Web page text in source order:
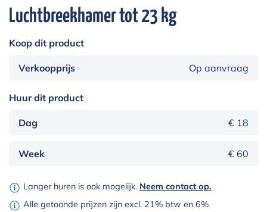
Luchtbreekhamer tot 23 kg
Koop dit product
Verkoopprijs Op aanvraag
Huur dit product
Dag € 18
Week € 60
Langer huren is ook mogelijk. Neem contact op.
Alle getoonde prijzen zijn excl. 21% btw en 6%